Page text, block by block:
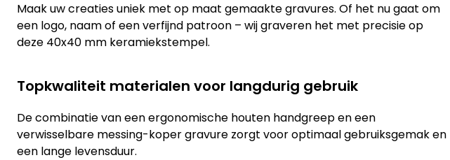
Maak uw creaties uniek met op maat gemaakte gravures. Of het nu gaat om
een logo, naam of een verfijnd patroon – wij graveren het met precisie op
deze 40x40 mm keramiekstempel.
Topkwaliteit materialen voor langdurig gebruik
De combinatie van een ergonomische houten handgreep en een
verwisselbare messing-koper gravure zorgt voor optimaal gebruiksgemak en
een lange levensduur.